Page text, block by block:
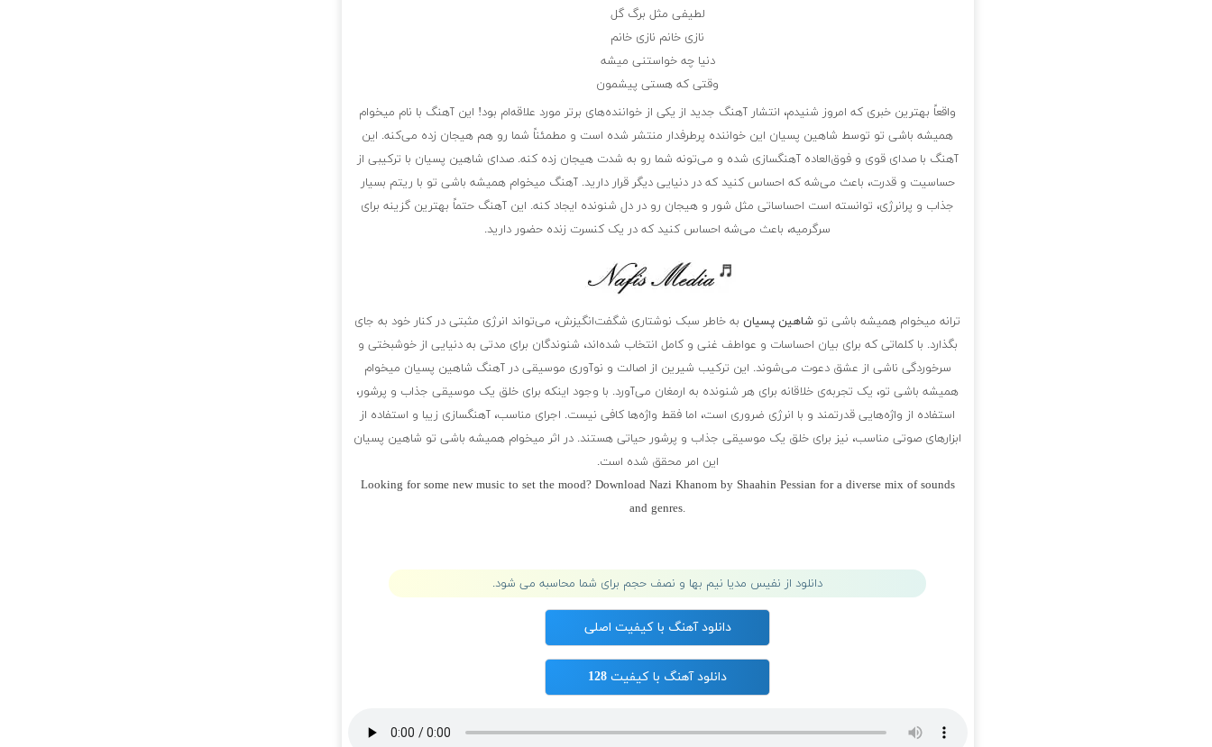
لطیفی مثل برگ گل
نازی خانم نازی خانم
دنیا چه خواستنی میشه
وقتی که هستی پیشمون
واقعاً بهترین خبری که امروز شنیدم، انتشار آهنگ جدید از یکی از خواننده‌های برتر مورد علاقه‌ام بود! این آهنگ با نام میخوام
همیشه باشی تو توسط شاهین پسیان این خواننده پرطرفدار منتشر شده است و مطمئناً شما رو هم هیجان زده می‌کنه. این
آهنگ با صدای قوی و فوق‌العاده آهنگسازی شده و می‌تونه شما رو به شدت هیجان زده کنه. صدای شاهین پسیان با ترکیبی از
حساسیت و قدرت، باعث می‌شه که احساس کنید که در دنیایی دیگر قرار دارید. آهنگ میخوام همیشه باشی تو با ریتم بسیار
جذاب و پرانرژی، توانسته است احساساتی مثل شور و هیجان رو در دل شنونده ایجاد کنه. این آهنگ حتماً بهترین گزینه برای
سرگرمیه، باعث می‌شه احساس کنید که در یک کنسرت زنده حضور دارید.
ترانه‌ میخوام همیشه باشی تو شاهین پسیان به خاطر سبک نوشتاری شگفت‌انگیزش، می‌تواند انرژی مثبتی در کنار خود به جای
بگذارد. با کلماتی که برای بیان احساسات و عواطف غنی و کامل انتخاب شده‌اند، شنوندگان برای مدتی به دنیایی از خوشبختی و
سرخوردگی ناشی از عشق دعوت می‌شوند. این ترکیب شیرین از اصالت و نوآوری موسیقی در آهنگ شاهین پسیان میخوام
همیشه باشی تو، یک تجربه‌ی خلاقانه برای هر شنونده به ارمغان می‌آورد. با وجود اینکه برای خلق یک موسیقی جذاب و پرشور،
استفاده از واژه‌هایی قدرتمند و با انرژی ضروری است، اما فقط واژه‌ها کافی نیست. اجرای مناسب، آهنگسازی زیبا و استفاده از
ابزارهای صوتی مناسب، نیز برای خلق یک موسیقی جذاب و پرشور حیاتی هستند. در اثر میخوام همیشه باشی تو شاهین پسیان
این امر محقق شده است.
Looking for some new music to set the mood? Download Nazi Khanom by Shaahin Pessian for a diverse mix of sounds
and genres.
دانلود از نفیس مدیا نیم بها و نصف حجم برای شما محاسبه می شود.
دانلود آهنگ با کیفیت اصلی
دانلود آهنگ با کیفیت 128